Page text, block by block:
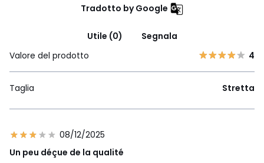
Tradotto by Google
Utile (0)
Segnala
Valore del prodotto
4
Taglia Stretta
08/12/2025
Un peu déçue de la qualité